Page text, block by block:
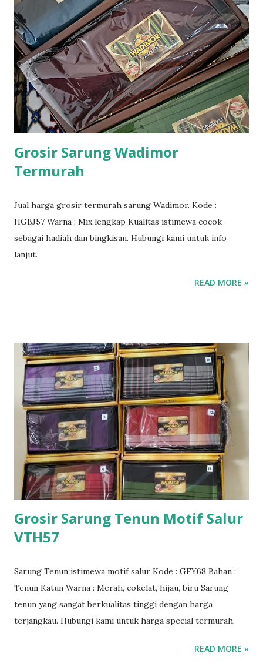
Grosir Sarung Wadimor
Termurah
Jual harga grosir termurah sarung Wadimor. Kode :
HGBJ57 Warna : Mix lengkap Kualitas istimewa cocok
sebagai hadiah dan bingkisan. Hubungi kami untuk info
lanjut.
READ MORE »
Grosir Sarung Tenun Motif Salur
VTH57
Sarung Tenun istimewa motif salur Kode : GFY68 Bahan :
Tenun Katun Warna : Merah, cokelat, hijau, biru Sarung
tenun yang sangat berkualitas tinggi dengan harga
terjangkau. Hubungi kami untuk harga special termurah.
READ MORE »